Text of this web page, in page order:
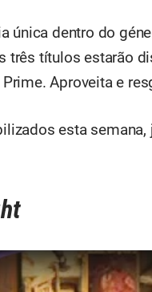
única dentro do
três títulos estarão
Aproveita e
esta